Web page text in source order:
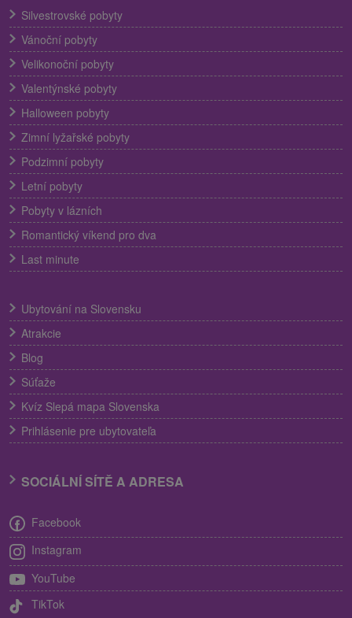
Silvestrovské pobyty
Vánoční pobyty
Velikonoční pobyty
Valentýnské pobyty
Halloween pobyty
Zimní lyžařské pobyty
Podzimní pobyty
Letní pobyty
Pobyty v lázních
Romantický víkend pro dva
Last minute
Ubytování na Slovensku
Atrakcie
Blog
Súťaže
Kvíz Slepá mapa Slovenska
Prihlásenie pre ubytovateľa
SOCIÁLNÍ SÍTĚ A ADRESA
Facebook
Instagram
YouTube
TikTok